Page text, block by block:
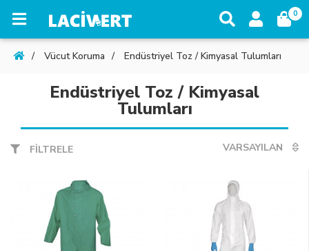
0
Vücut Koruma Endüstriyel Toz / Kimyasal Tulumları
Endüstriyel Toz / Kimyasal
Tulumları
FİLTRELE VARSAYILAN
ÜRÜN ADI (A - Z)
ÜRÜN ADI (Z - A)
UCUZDAN > PAHALIYA